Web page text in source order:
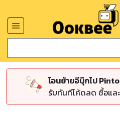
โอนย้ายอีบุ๊กไป
รับทันทีโค้ดลด ซื้อแล